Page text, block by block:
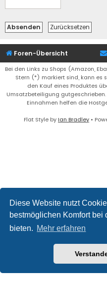
Diese Website nutzt
bestmöglichen Komfort bei
bieten. Mehr erfahren
Foren-Übersicht
Bei den Links zu Shops (Amazon,
Stern (*) markiert sind, kann es
den Kauf eines Produktes
Umsatzbeteiligung gutgeschrieben.
Einnahmen helfen die
Flat Style by Ian Bradley •